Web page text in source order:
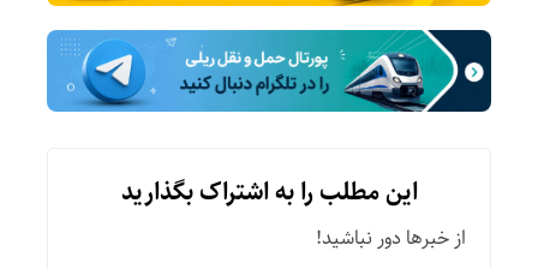
این مطلب را به اشتراک بگذارید
از خبرها دور نباشید!